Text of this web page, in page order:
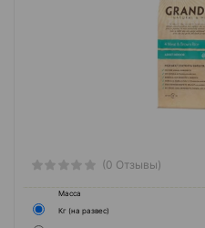
Главное достоинство
максимальная
естественному рациону,
ингредиентов.
Все продукты линейки
(0 Отзывы)
Масса
Кг (на развес)